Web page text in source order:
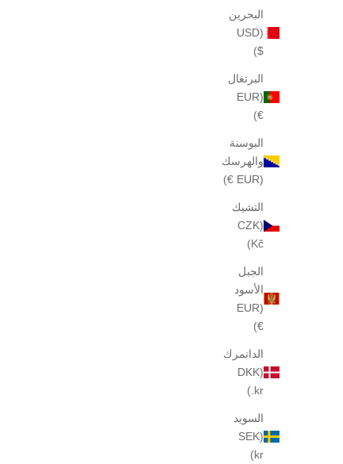
البحرين
(USD
$)
البرتغال
(EUR
€)
البوسنة
والهرسك
(EUR €)
التشيك
(CZK
Kč)
الجبل
الأسود
(EUR
€)
الدانمرك
(DKK
kr.)
السويد
(SEK
kr)
عينة شامفلوري 132، 2 مل